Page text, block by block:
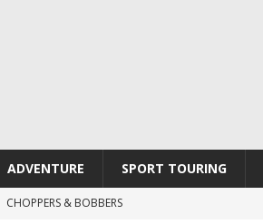
ADVENTURE SPORT TOURING
CHOPPERS & BOBBERS